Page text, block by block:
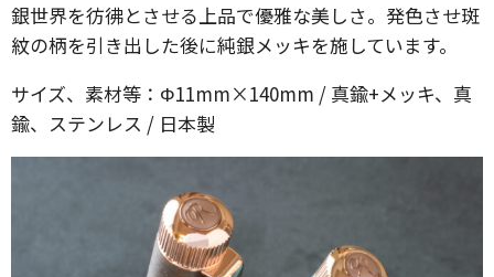
銀世界を彷彿とさせる上品で優雅な美しさ。発色させ斑
紋の柄を引き出した後に純銀メッキを施しています。
サイズ、素材等：Φ11mm×140mm / 真鍮+メッキ、真
鍮、ステンレス / 日本製